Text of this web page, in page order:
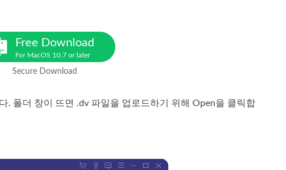
Free Download
For MacOS 10.7 or later
Secure Download
. 폴더 창이 뜨면 .dv 파일을 업로드하기 위해 Open을 클릭합